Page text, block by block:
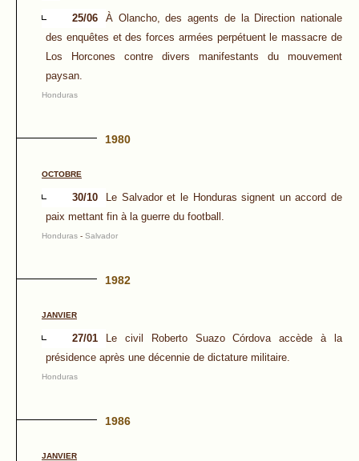
25/06
À Olancho, des agents de la Direction nationale
des enquêtes et des forces armées perpétuent le massacre de
Los Horcones contre divers manifestants du mouvement
paysan.
Honduras
1980
OCTOBRE
30/10
Le Salvador et le Honduras signent un accord de
paix mettant fin à la guerre du football.
Honduras - Salvador
1982
JANVIER
27/01
Le civil Roberto Suazo Córdova accède à la
présidence après une décennie de dictature militaire.
Honduras
1986
JANVIER